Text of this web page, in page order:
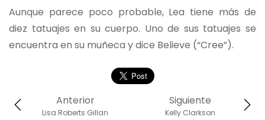
Aunque parece poco probable, Lea tiene más de
diez tatuajes en su cuerpo. Uno de sus tatuajes se
encuentra en su muñeca y dice Believe (“Cree”).
Siguiente
Kelly Clarkson
Anterior
Lisa Roberts Gillan